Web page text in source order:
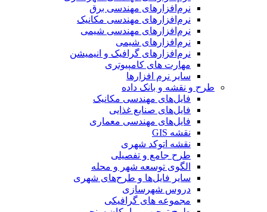
نرم‌افزارهای مهندسی برق
نرم‌افزارهای مهندسی مکانیک
نرم‌افزارهای مهندسی شیمی
نرم‌افزارهای شیمی
نرم‌افزارهای گرافیک و انیمیشن
مهارت های کامپیوتری
سایر نرم افزارها
طرح و نقشه و بانک داده
فایل‌های مهندسی مکانیک
فایل‌های صنایع غذایی
فایل‌های مهندسی معماری
نقشه GIS
نقشه اتوکد شهری
طرح جامع و تفصیلی
الگوی توسعه شهر و محله
سایر فایل‌ها و طرح‌های شهری
دروس شهرسازی
مجموعه های گرافیکی